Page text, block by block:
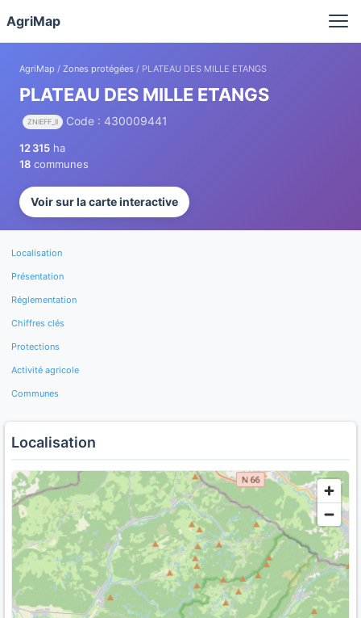
AgriMap
AgriMap / Zones protégées / PLATEAU DES MILLE ETANGS
PLATEAU DES MILLE ETANGS
ZNIEFF_II Code : 430009441
12 315 ha
18 communes
Voir sur la carte interactive
Localisation
Présentation
Réglementation
Chiffres clés
Protections
Activité agricole
Communes
Localisation